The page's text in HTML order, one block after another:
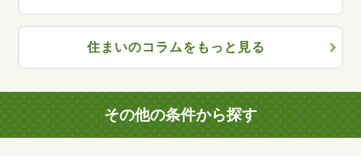
住まいのコラムをもっと見る
その他の条件から探す